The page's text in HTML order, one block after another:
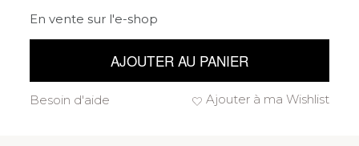
En vente sur l'e-shop
AJOUTER AU PANIER
Ajouter à ma Wishlist
Besoin d'aide